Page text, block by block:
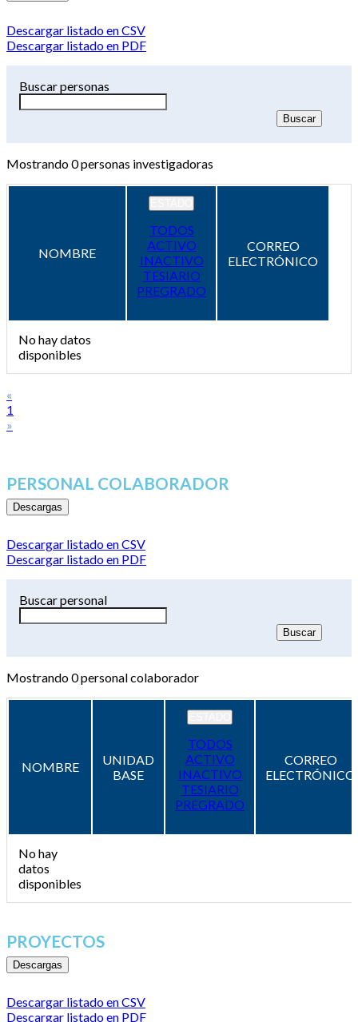
Descargar listado en CSV
Descargar listado en PDF
Buscar personas
Mostrando0personas investigadoras
NOMBRE
TODOS
ACTIVO
INACTIVO
TESIARIO
PREGRADO
CORREO
ELECTRÓNICO
No hay datos
disponibles
«
1
»
PERSONAL COLABORADOR
Descargas
Descargar listado en CSV
Descargar listado en PDF
Buscar personal
Mostrando0personal colaborador
NOMBRE
UNIDAD
BASE
TODOS
ACTIVO
INACTIVO
TESIARIO
PREGRADO
CORREO
ELECTRÓNICO
No hay
datos
disponibles
PROYECTOS
Descargas
Descargar listado en CSV
Descargar listado en PDF